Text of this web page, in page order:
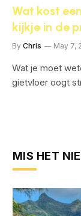
Wat kost
kijkje in de
By Chris May 7,
Wat je moet
gietvloer oogt
MIS HET